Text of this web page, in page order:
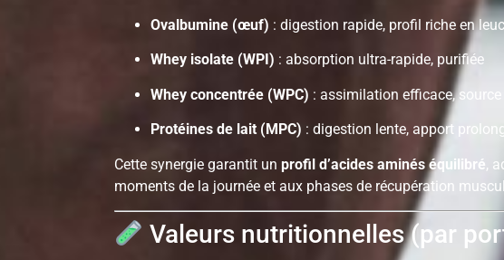
Ovalbumine (œuf) : digestion rapide, profil riche en
Whey isolate (WPI) : absorption ultra-rapide, purifiée
Whey concentrée (WPC) : assimilation efficace, source
Protéines de lait (MPC) : digestion lente, apport
Cette synergie garantit un profil d’acides aminés équilibré,
moments de la journée et aux phases de récupération
Valeurs nutritionnelles (par